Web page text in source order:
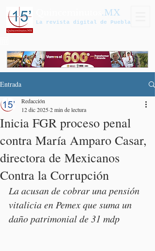
.MX
La revista digital de Puebla
Entrada
Inicia FGR proceso penal
contra María Amparo Casar,
directora de Mexicanos
Contra la Corrupción
Redacción
12 dic 20252 min de lectura
La acusan de cobrar una pensión
vitalicia en Pemex que suma un
daño patrimonial de 31 mdp